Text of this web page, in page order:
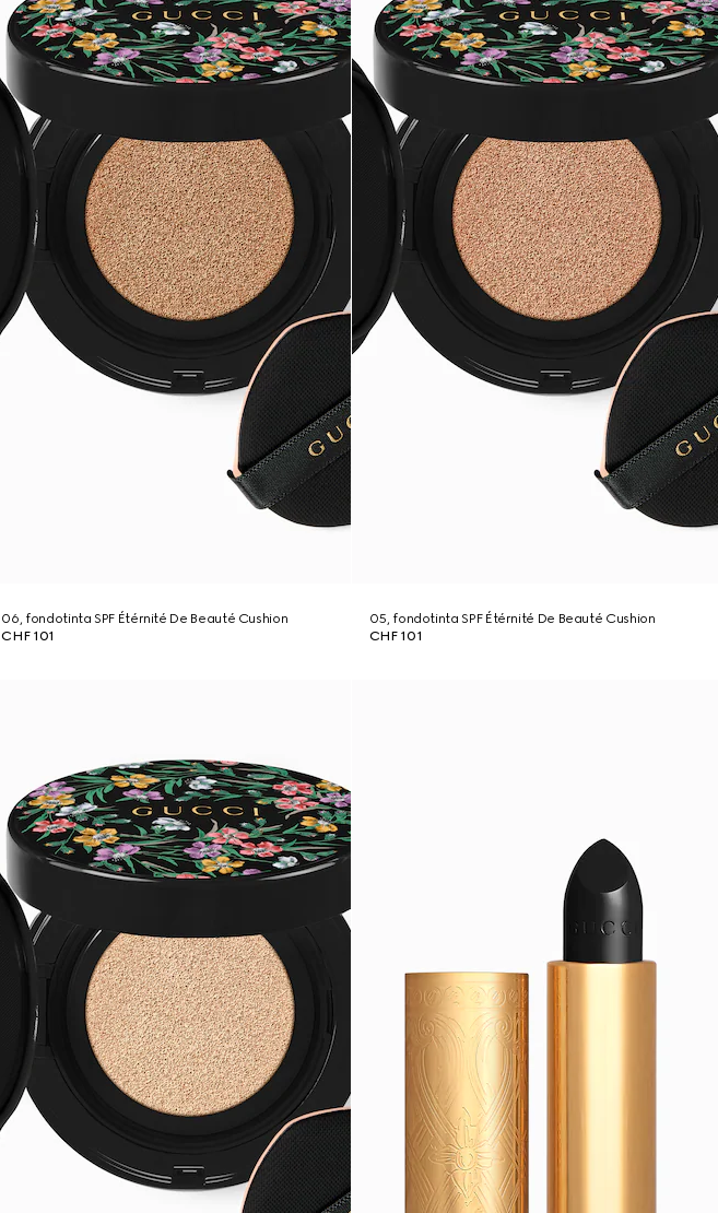
06, fondotinta SPF Étérnité De Beauté Cushion
CHF 101
05, fondotinta SPF Étérnité De Beauté Cushion
CHF 101